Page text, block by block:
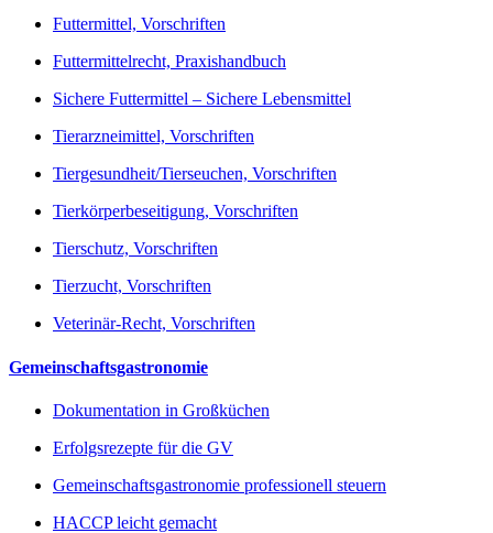
Futtermittel, Vorschriften
Futtermittelrecht, Praxishandbuch
Sichere Futtermittel – Sichere Lebensmittel
Tierarzneimittel, Vorschriften
Tiergesundheit/Tierseuchen, Vorschriften
Tierkörperbeseitigung, Vorschriften
Tierschutz, Vorschriften
Tierzucht, Vorschriften
Veterinär-Recht, Vorschriften
Gemeinschaftsgastronomie
Dokumentation in Großküchen
Erfolgsrezepte für die GV
Gemeinschaftsgastronomie professionell steuern
HACCP leicht gemacht